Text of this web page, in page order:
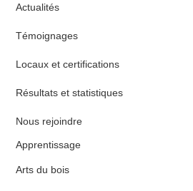
Actualités
Témoignages
Locaux et certifications
Résultats et statistiques
Nous rejoindre
Apprentissage
Arts du bois